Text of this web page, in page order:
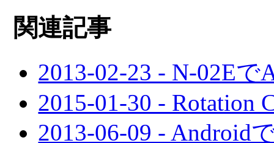
関連記事
2013-02-23 - N-02Eで
2015-01-30 - Rotation
2013-06-09 - Android